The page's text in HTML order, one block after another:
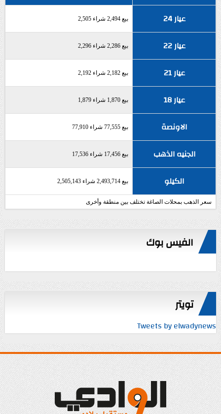
عيار 24
بيع 2,494 شراء 2,505
عيار 22 بيع 2,286 شراء 2,296
عيار 21 بيع 2,182 شراء 2,192
عيار 18 بيع 1,870 شراء 1,879
الاونصة بيع 77,555 شراء 77,910
الجنيه الذهب بيع 17,456 شراء 17,536
الكيلو بيع 2,493,714 شراء 2,505,143
سعر الذهب بمحلات الصاغة تختلف بين منطقة وأخرى
الفيس بوك
تويتر
Tweets by elwadynews